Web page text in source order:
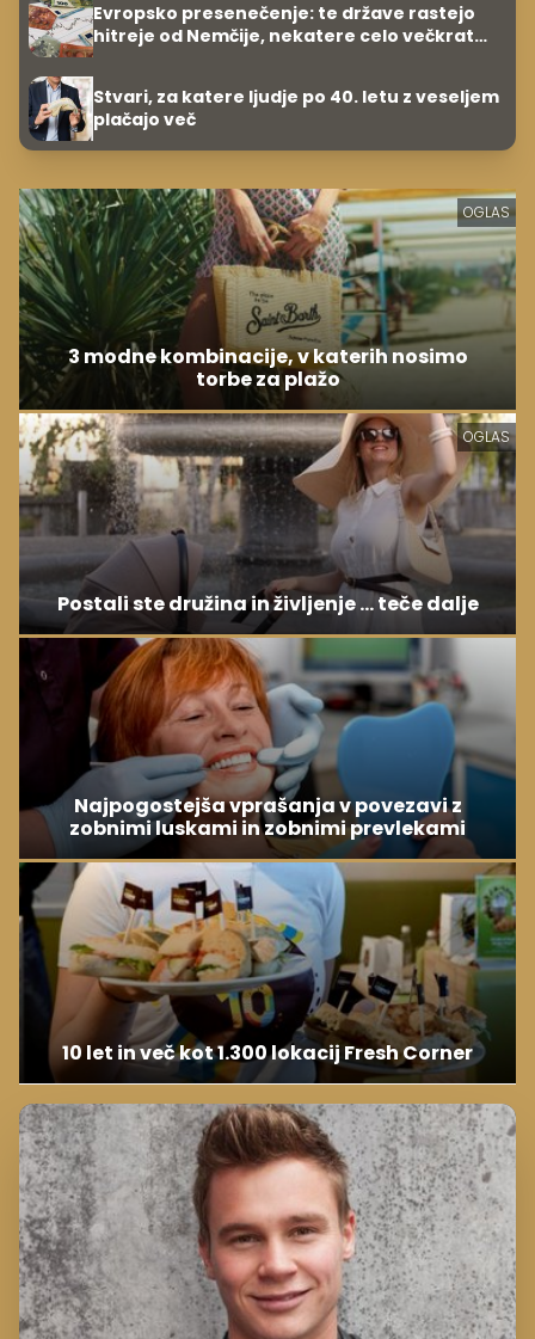
Evropsko presenečenje: te države rastejo
hitreje od Nemčije, nekatere celo večkrat
Stvari, za katere ljudje po 40. letu z veseljem
plačajo več
OGLAS
3 modne kombinacije, v katerih nosimo
torbe za plažo
OGLAS
Postali ste družina in življenje ... teče dalje
Najpogostejša vprašanja v povezavi z
zobnimi luskami in zobnimi prevlekami
10 let in več kot 1.300 lokacij Fresh Corner